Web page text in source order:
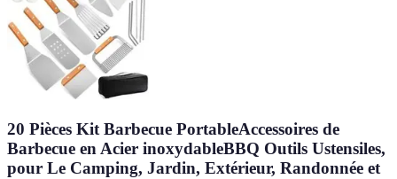
20 Pièces Kit Barbecue PortableAccessoires de
Barbecue en Acier inoxydableBBQ Outils Ustensiles,
pour Le Camping, Jardin, Extérieur, Randonnée et